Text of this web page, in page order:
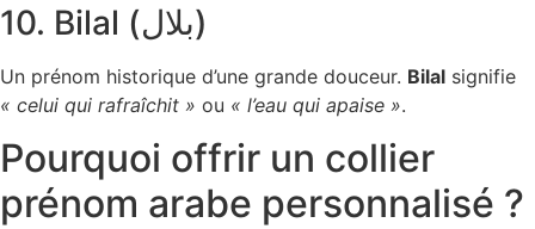
10. Bilal (بلال)
Un prénom historique d’une grande douceur. Bilal signifie
« celui qui rafraîchit » ou « l’eau qui apaise ».
Pourquoi offrir un collier
prénom arabe personnalisé ?